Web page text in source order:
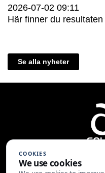
2026-07-02 09:11
Här finner du
Se alla nyheter
COOKIES
We use cookies